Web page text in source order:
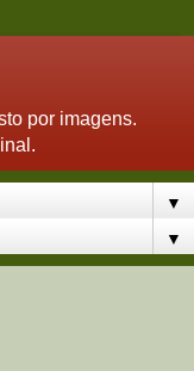
por imagens.
▼
▼